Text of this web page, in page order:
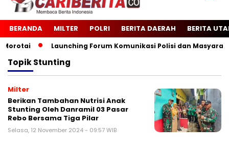
BERANDA MILTER POLRI BERITA DAERAH BERITA
Launching Forum Komunikasi Polisi dan Masyarakat
TopikStunting
Milter
Berikan Tambahan Nutrisi Anak
Stunting Oleh Danramil 03 Pasar
Rebo Bersama Tiga Pilar
Selasa, 12 November 2024 - 09:57 WIB